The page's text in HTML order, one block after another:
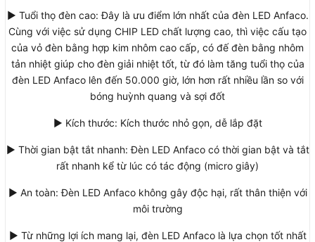
► Tuổi thọ đèn cao: Đây là ưu điểm lớn nhất của đèn LED Anfaco.
Cùng với việc sử dụng CHIP LED chất lượng cao, thì việc cấu tạo
của vỏ đèn bằng hợp kim nhôm cao cấp, có đế đèn bằng nhôm
tản nhiệt giúp cho đèn giải nhiệt tốt, từ đó làm tăng tuổi thọ của
đèn LED Anfaco lên đến 50.000 giờ, lớn hơn rất nhiều lần so với
bóng huỳnh quang và sợi đốt
► Kích thước: Kích thước nhỏ gọn, dễ lắp đặt
► Thời gian bật tắt nhanh: Đèn LED Anfaco có thời gian bật và tắt
rất nhanh kể từ lúc có tác động (micro giây)
► An toàn: Đèn LED Anfaco không gây độc hại, rất thân thiện với
môi trường
► Từ những lợi ích mang lại, đèn LED Anfaco là lựa chọn tốt nhất